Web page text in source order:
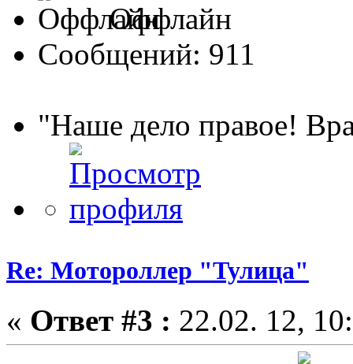
Оффлайн
Сообщений: 911
"Наше дело правое!
Re: Мотороллер "Тулица"
« Ответ #3 : 22.02. 12,